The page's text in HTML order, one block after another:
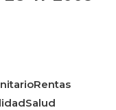
Rentas
Salud